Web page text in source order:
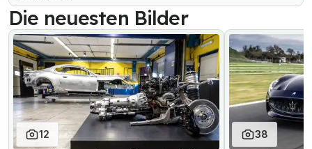
Die neuesten Bilder
12 38